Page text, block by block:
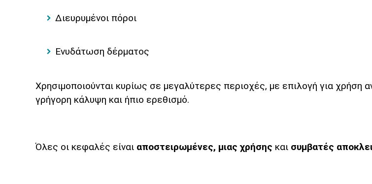
Διευρυμένοι πόροι
Ενυδάτωση δέρματος
Χρησιμοποιούνται κυρίως σε μεγαλύτερες περιοχές, με επιλογή για χρήση
γρήγορη κάλυψη και ήπιο ερεθισμό.
Όλες οι κεφαλές είναι αποστειρωμένες, μιας χρήσης και συμβατές